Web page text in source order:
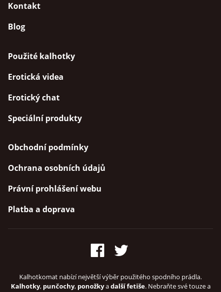
Kontakt
Blog
Použité kalhotky
Erotická videa
Erotický chat
Speciální produkty
Obchodní podmínky
Ochrana osobních údajů
Právní prohlášení webu
Platba a doprava
Kalhotkomat nabízí největší výběr použitého spodního prádla.
Kalhotky, punčochy, ponožkyadalší fetiše. Nebraňte své touze a